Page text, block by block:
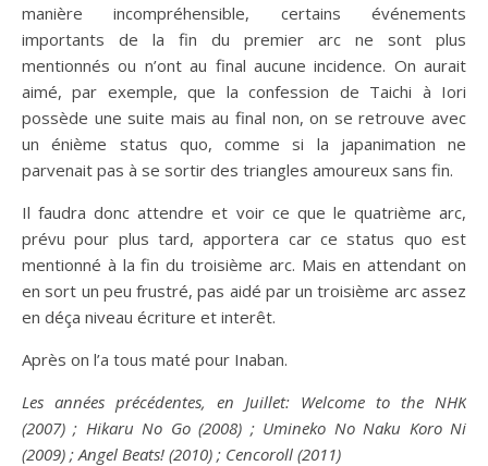
manière incompréhensible, certains événements
importants de la fin du premier arc ne sont plus
mentionnés ou n’ont au final aucune incidence. On aurait
aimé, par exemple, que la confession de Taichi à Iori
possède une suite mais au final non, on se retrouve avec
un énième status quo, comme si la japanimation ne
parvenait pas à se sortir des triangles amoureux sans fin.
Il faudra donc attendre et voir ce que le quatrième arc,
prévu pour plus tard, apportera car ce status quo est
mentionné à la fin du troisième arc. Mais en attendant on
en sort un peu frustré, pas aidé par un troisième arc assez
en déça niveau écriture et interêt.
Après on l’a tous maté pour Inaban.
Les années précédentes, en Juillet: Welcome to the NHK
(2007) ; Hikaru No Go (2008) ; Umineko No Naku Koro Ni
(2009) ; Angel Beats! (2010) ; Cencoroll (2011)